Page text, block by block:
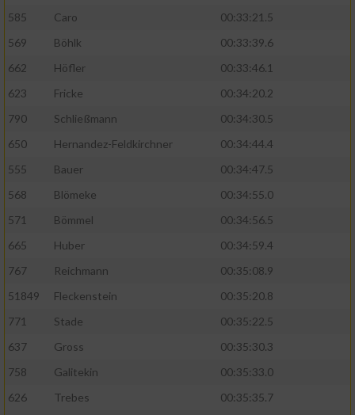
585
Caro
00:33:21.5
569
Böhlk
00:33:39.6
662
Höfler
00:33:46.1
623
Fricke
00:34:20.2
790
Schließmann
00:34:30.5
650
Hernandez-Feldkirchner
00:34:44.4
555
Bauer
00:34:47.5
568
Blömeke
00:34:55.0
571
Bömmel
00:34:56.5
665
Huber
00:34:59.4
767
Reichmann
00:35:08.9
51849
Fleckenstein
00:35:20.8
771
Stade
00:35:22.5
637
Gross
00:35:30.3
758
Galitekin
00:35:33.0
626
Trebes
00:35:35.7